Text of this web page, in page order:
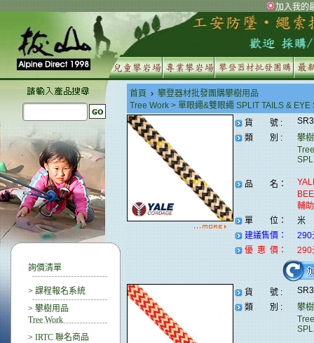
加入我的
詢價清單
> 課程報名系統
> 攀樹用品
Tree Work
> IRTC 聯名商品
首頁 › 攀登器材批發團購攀樹用品
Tree Work > 單眼繩&雙眼繩 SPLIT TAILS & EYE
貨 號 :
類 別 :
攀
品 名：
輔
單 位：
米
建議售價：
290
優 惠 價：
290
貨 號 :
類 別 :
攀